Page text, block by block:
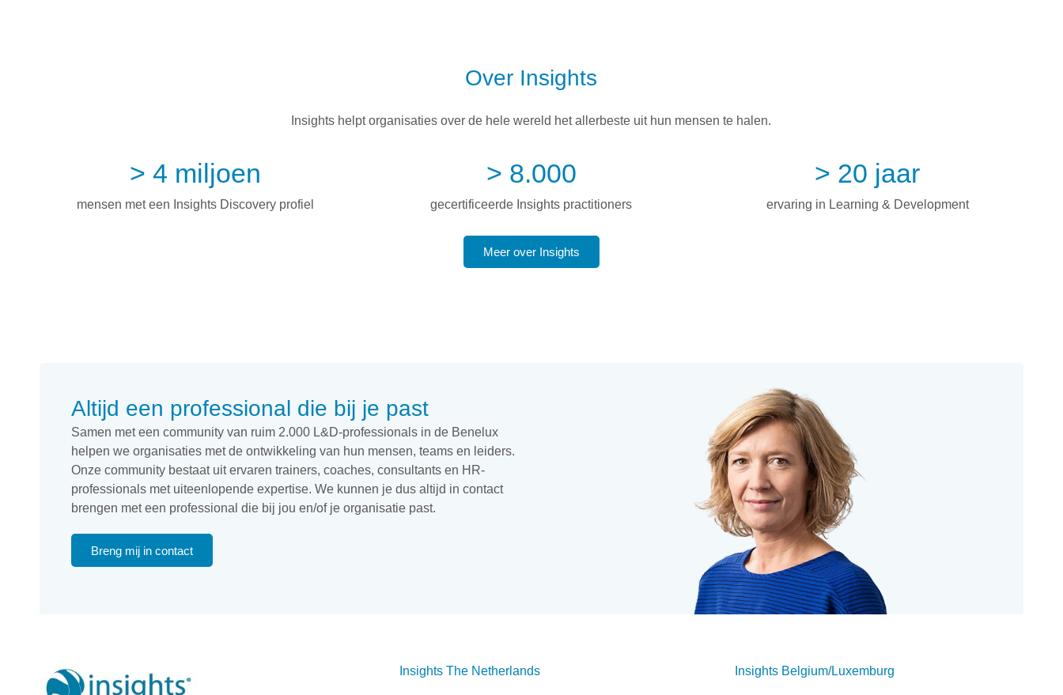
Over Insights
Insights helpt organisaties over de hele wereld het allerbeste uit hun mensen te halen.
> 4 miljoen
mensen met een Insights Discovery profiel
> 8.000
gecertificeerde Insights practitioners
> 20 jaar
ervaring in Learning & Development
Meer over Insights
Altijd een professional die bij je past
Samen met een community van ruim 2.000 L&D-professionals in de Benelux
helpen we organisaties met de ontwikkeling van hun mensen, teams en leiders.
Onze community bestaat uit ervaren trainers, coaches, consultants en HR-
professionals met uiteenlopende expertise. We kunnen je dus altijd in contact
brengen met een professional die bij jou en/of je organisatie past.
Breng mij in contact
Insights The Netherlands Insights Belgium/Luxemburg